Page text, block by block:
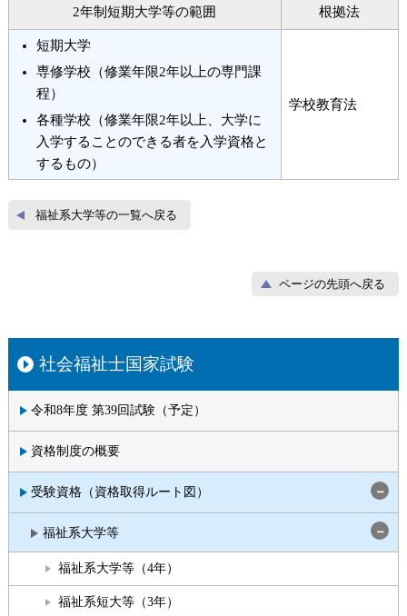
2年制短期大学等の範囲 根拠法
短期大学
専修学校（修業年限2年以上の専門課
程）
各種学校（修業年限2年以上、大学に
入学することのできる者を入学資格と
するもの）
学校教育法
福祉系大学等の一覧へ戻る
ページの先頭へ戻る
社会福祉士国家試験
令和8年度 第39回試験（予定）
資格制度の概要
受験資格（資格取得ルート図）
福祉系大学等
福祉系大学等（4年）
福祉系短大等（3年）